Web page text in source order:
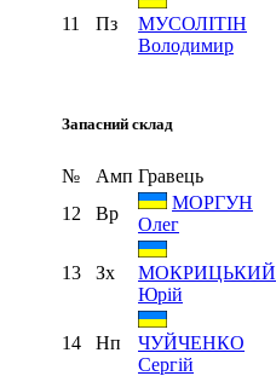
11 Пз
МУСОЛІТІН
Володимир
Запасний склад
№ Амп Гравець
12
Вр
МОРГУН
Олег
13 Зх
МОКРИЦЬКИЙ
Юрій
14 Нп
ЧУЙЧЕНКО
Сергій